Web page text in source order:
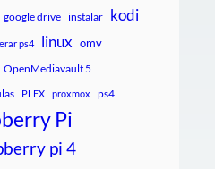
google drive instalar kodi
ps4 linux omv
OpenMediavault 5
PLEX proxmox ps4
Pi
pi 4